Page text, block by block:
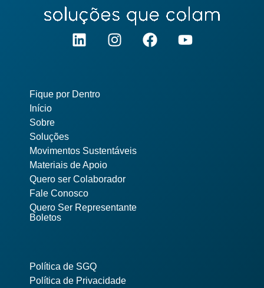
Fique por Dentro
Início
Sobre
Soluções
Movimentos Sustentáveis
Materiais de Apoio
Quero ser Colaborador
Fale Conosco
Quero Ser Representante
Boletos
Política de SGQ
Política de Privacidade